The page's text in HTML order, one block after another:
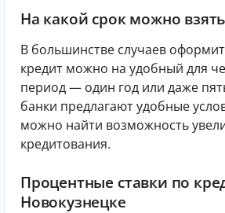
На какой срок можно
В большинстве случаев
кредит можно на удобный для
период — один год или даже
банки предлагают удобные
можно найти возможность
кредитования.
Процентные ставки по
Новокузнецке